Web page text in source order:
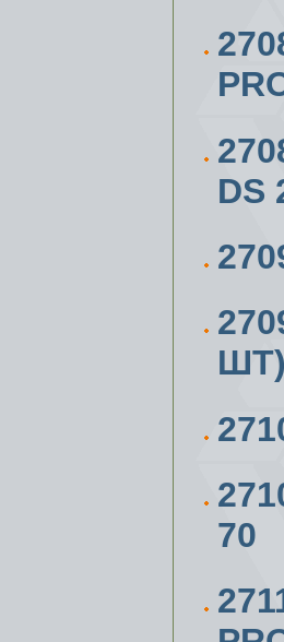
DS
70